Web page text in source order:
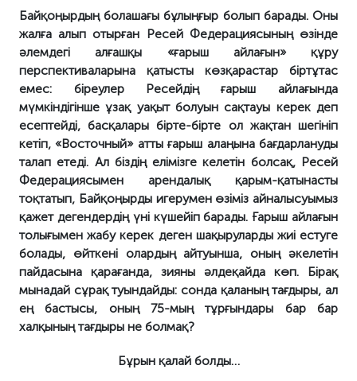
Байқоңырдың болашағы бұлыңғыр болып барады. Оны
жалға алып отырған Ресей Федерациясының өзінде
әлемдегі алғашқы «ғарыш айлағын» құру
перспективаларына қатысты көзқарастар біртұтас
емес: біреулер Ресейдің ғарыш айлағында
мүмкіндігінше ұзақ уақыт болуын сақтауы керек деп
есептейді, басқалары бірте-бірте ол жақтан шегініп
кетіп, «Восточный» атты ғарыш алаңына бағдарлануды
талап етеді. Ал біздің елімізге келетін болсақ, Ресей
Федерациясымен арендалық қарым-қатынасты
тоқтатып, Байқоңырды игерумен өзіміз айналысуымыз
қажет дегендердің үні күшейіп барады. Ғарыш айлағын
толығымен жабу керек деген шақыруларды жиі естуге
болады, өйткені олардың айтуынша, оның әкелетін
пайдасына қарағанда, зияны әлдеқайда көп. Бірақ
мынадай сұрақ туындайды: сонда қаланың тағдыры, ал
ең бастысы, оның 75-мың тұрғындары бар бар
халқының тағдыры не болмақ?
Бұрын қалай болды…